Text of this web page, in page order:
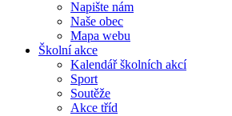
Napište nám
Naše obec
Mapa webu
Školní akce
Kalendář školních akcí
Sport
Soutěže
Akce tříd